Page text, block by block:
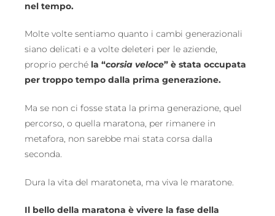
nel tempo.
Molte volte sentiamo quanto i cambi generazionali
siano delicati e a volte deleteri per le aziende,
proprio perché la “corsia veloce” è stata occupata
per troppo tempo dalla prima generazione.
Ma se non ci fosse stata la prima generazione, quel
percorso, o quella maratona, per rimanere in
metafora, non sarebbe mai stata corsa dalla
seconda.
Dura la vita del maratoneta, ma viva le maratone.
Il bello della maratona è vivere la fase della